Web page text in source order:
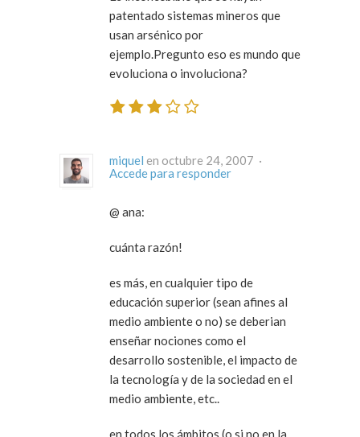
patentado sistemas mineros que
usan arsénico por
ejemplo.Pregunto eso es mundo que
evoluciona o involuciona?
miquel
en octubre 24, 2007 ·
Accede para responder
@ ana:
cuánta razón!
es más, en cualquier tipo de
educación superior (sean afines al
medio ambiente o no) se deberian
enseñar nociones como el
desarrollo sostenible, el impacto de
la tecnología y de la sociedad en el
medio ambiente, etc..
en todos los ámbitos (o si no en la